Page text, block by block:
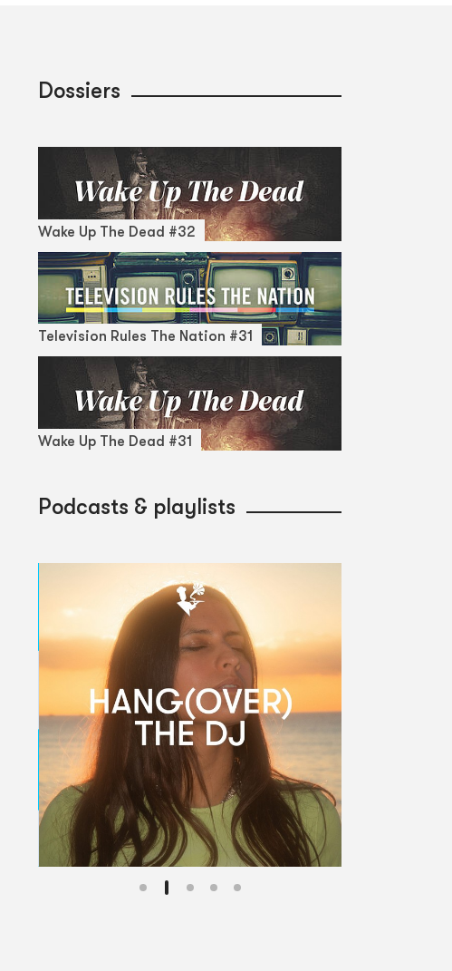
Dossiers
Wake Up The Dead #32
Television Rules The Nation #31
Wake Up The Dead #31
Podcasts & playlists